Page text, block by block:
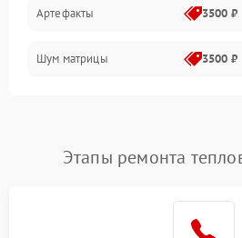
Матрица
Проблемы питания
Сбои коммуникаций и
Артефакты 3500 ₽
Шум матрицы 3500 ₽
Этапы ремонта